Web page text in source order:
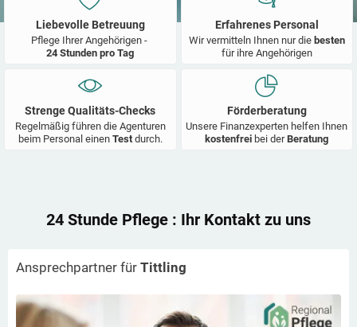
Liebevolle Betreuung
Pflege Ihrer Angehörigen -
24 Stunden pro Tag
Erfahrenes Personal
Wir vermitteln Ihnen nur die besten
für ihre Angehörigen
Strenge Qualitäts-Checks
Regelmäßig führen die Agenturen
beim Personal einen Test durch.
Förderberatung
Unsere Finanzexperten helfen Ihnen
kostenfrei bei derBeratung
24 Stunde Pflege : Ihr Kontakt zu uns
Ansprechpartner für Tittling